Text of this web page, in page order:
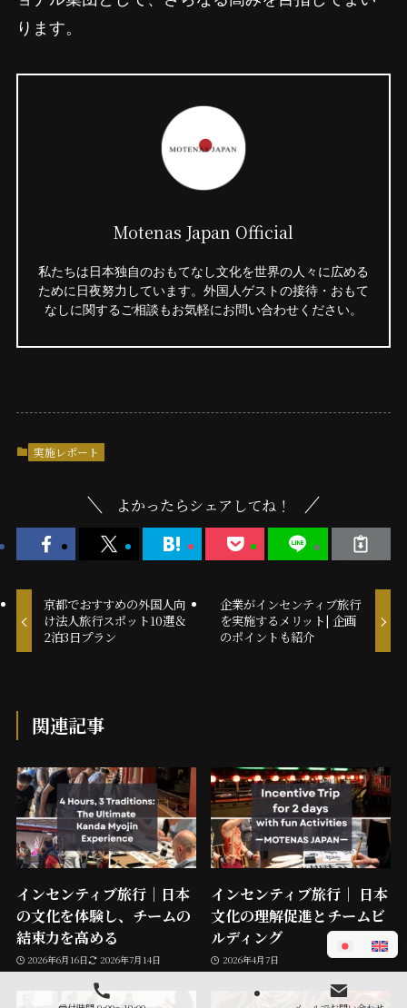
ります。
Motenas Japan Official
私たちは日本独自のおもてなし文化を世界の人々に広める
ために日夜努力しています。外国人ゲストの接待・おもて
なしに関するご相談もお気軽にお問い合わせください。
実施レポート
よかったらシェアしてね！
京都でおすすめの外国人向
け法人旅行スポット10選＆
2泊3日プラン
企業がインセンティブ旅行
を実施するメリット| 企画
のポイントも紹介
関連記事
インセンティブ旅行｜日本
の文化を体験し、チームの
結束力を高める
2026年6月16日 2026年7月14日
インセンティブ旅行｜ 日本
文化の理解促進とチームビ
ルディング
2026年4月7日